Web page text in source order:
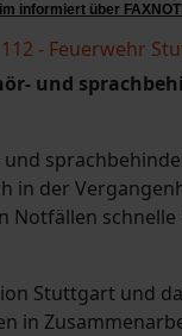
informiert über
und
in der
Notfällen schnelle
Stuttgart und
in